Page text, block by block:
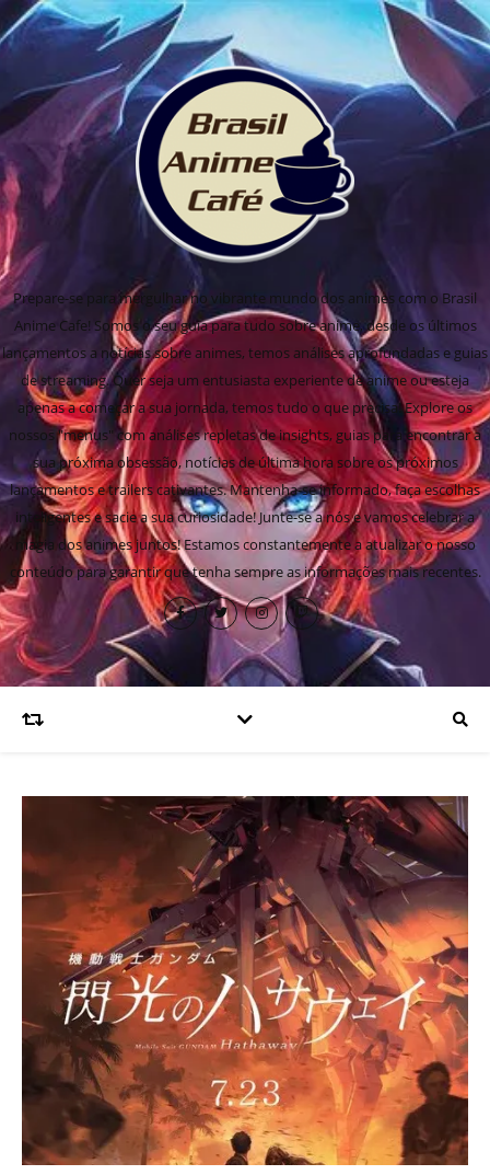
Prepare-se para mergulhar no vibrante mundo dos animes com o Brasil
Anime Cafe! Somos o seu guia para tudo sobre anime, desde os últimos
lançamentos a notícias sobre animes, temos análises aprofundadas e guias
de streaming. Quer seja um entusiasta experiente de anime ou esteja
apenas a começar a sua jornada, temos tudo o que precisa! Explore os
nossos "menus" com análises repletas de insights, guias para encontrar a
sua próxima obsessão, notícias de última hora sobre os próximos
lançamentos e trailers cativantes. Mantenha-se informado, faça escolhas
inteligentes e sacie a sua curiosidade! Junte-se a nós e vamos celebrar a
magia dos animes juntos! Estamos constantemente a atualizar o nosso
conteúdo para garantir que tenha sempre as informações mais recentes.